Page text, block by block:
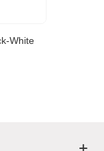
White